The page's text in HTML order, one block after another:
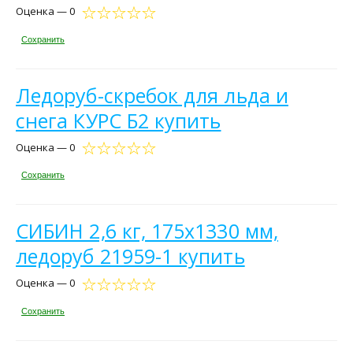
Оценка — 0
Сохранить
Ледоруб-скребок для льда и
снега КУРС Б2 купить
Оценка — 0
Сохранить
СИБИН 2,6 кг, 175х1330 мм,
ледоруб 21959-1 купить
Оценка — 0
Сохранить